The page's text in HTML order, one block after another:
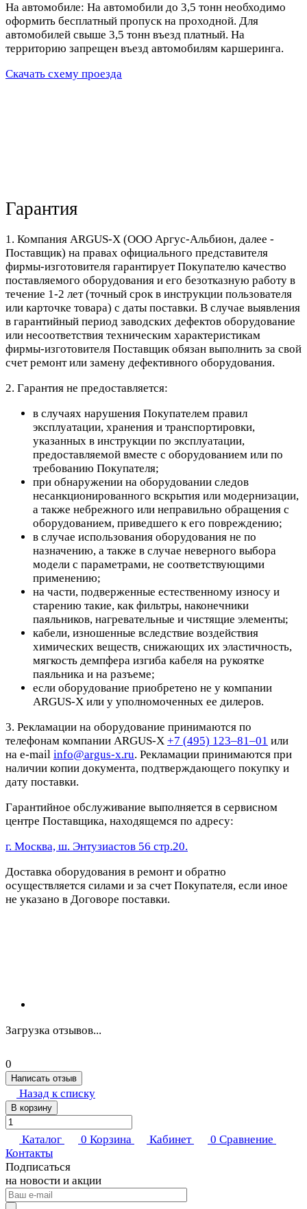
На автомобиле: На автомобили до 3,5 тонн необходимо
оформить бесплатный пропуск на проходной. Для
автомобилей свыше 3,5 тонн въезд платный. На
территорию запрещен въезд автомобилям каршеринга.
Скачать схему проезда
Гарантия
1. Компания ARGUS-X (ООО Аргус-Альбион, далее -
Поставщик) на правах официального представителя
фирмы-изготовителя гарантирует Покупателю качество
поставляемого оборудования и его безотказную работу в
течение 1-2 лет (точный срок в инструкции пользователя
или карточке товара) с даты поставки. В случае выявления
в гарантийный период заводских дефектов оборудование
или несоответствия техническим характеристикам
фирмы-изготовителя Поставщик обязан выполнить за свой
счет ремонт или замену дефективного оборудования.
2. Гарантия не предоставляется:
в случаях нарушения Покупателем правил
эксплуатации, хранения и транспортировки,
указанных в инструкции по эксплуатации,
предоставляемой вместе с оборудованием или по
требованию Покупателя;
при обнаружении на оборудовании следов
несанкционированного вскрытия или модернизации,
а также небрежного или неправильно обращения с
оборудованием, приведшего к его повреждению;
в случае использования оборудования не по
назначению, а также в случае неверного выбора
модели с параметрами, не соответствующими
применению;
на части, подверженные естественному износу и
старению такие, как фильтры, наконечники
паяльников, нагревательные и чистящие элементы;
кабели, изношенные вследствие воздействия
химических веществ, снижающих их эластичность,
мягкость демпфера изгиба кабеля на рукоятке
паяльника и на разъеме;
если оборудование приобретено не у компании
ARGUS-X или у уполномоченных ее дилеров.
3. Рекламации на оборудование принимаются по
телефонам компании ARGUS-X +7 (495) 123–81–01 или
на e-mail info@argus-x.ru. Рекламации принимаются при
наличии копии документа, подтверждающего покупку и
дату поставки.
Гарантийное обслуживание выполняется в сервисном
центре Поставщика, находящемся по адресу:
г. Москва, ш. Энтузиастов 56 стр.20.
Доставка оборудования в ремонт и обратно
осуществляется силами и за счет Покупателя, если иное
не указано в Договоре поставки.
Загрузка отзывов...
0
Написать отзыв
Назад к списку
В корзину
Каталог 0 Корзина Кабинет 0 Сравнение
Контакты
Подписаться
на новости и акции